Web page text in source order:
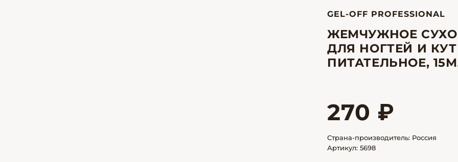
GEL-OFF PROFESSIONAL
ЖЕМЧУЖНОЕ
ДЛЯ НОГТЕЙ И
ПИТАТЕЛЬНОЕ,
270 ₽
Страна-производитель: Россия
Артикул: 5698